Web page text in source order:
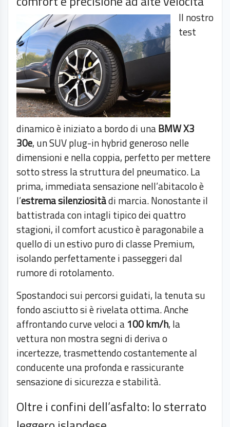
Il nostro
test
dinamico è iniziato a bordo di unaBMW X3
30e, un SUV plug-in hybrid generoso nelle
dimensioni e nella coppia, perfetto per mettere
sotto stress la struttura del pneumatico. La
prima, immediata sensazione nell’abitacolo è
l’estrema silenziositàdi marcia. Nonostante il
battistrada con intagli tipico dei quattro
stagioni, il comfort acustico è paragonabile a
quello di un estivo puro di classe Premium,
isolando perfettamente i passeggeri dal
rumore di rotolamento.
Spostandoci sui percorsi guidati, la tenuta su
fondo asciutto si è rivelata ottima. Anche
affrontando curve veloci a100 km/h, la
vettura non mostra segni di deriva o
incertezze, trasmettendo costantemente al
conducente una profonda e rassicurante
sensazione di sicurezza e stabilità.
Oltre i confini dell’asfalto: lo sterrato